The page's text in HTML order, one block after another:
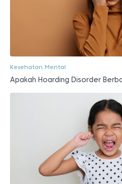
Kesehatan Mental
Apakah Hoarding Disorder